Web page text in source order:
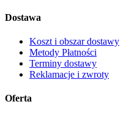
Dostawa
Koszt i obszar dostawy
Metody Płatności
Terminy dostawy
Reklamacje i zwroty
Oferta